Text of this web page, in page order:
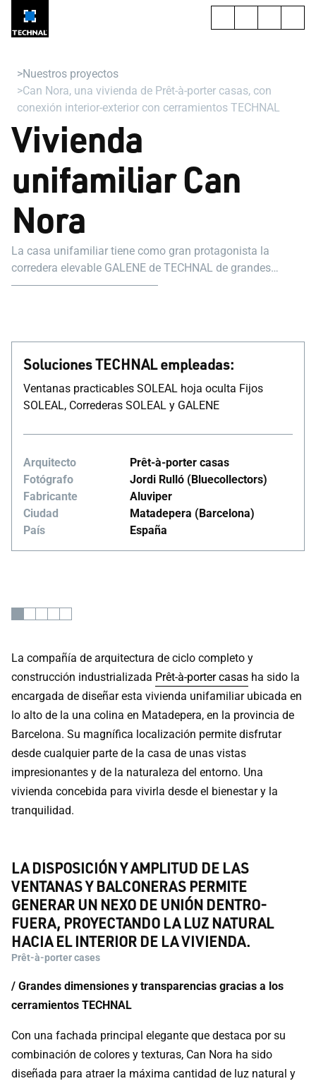
Nuestros proyectos
Can Nora, una vivienda de Prêt-à-porter casas, con
conexión interior-exterior con cerramientos TECHNAL
Vivienda
unifamiliar Can
Nora
La casa unifamiliar tiene como gran protagonista la
corredera elevable GALENE de TECHNAL de grandes
dimensiones, además de emplear la gama SOLEAL en los
Soluciones TECHNAL empleadas:
Ventanas practicables SOLEAL hoja oculta Fijos
SOLEAL, Correderas SOLEAL y GALENE
Arquitecto
Prêt-à-porter casas
Fotógrafo
Jordi Rulló (Bluecollectors)
Fabricante
Aluviper
Ciudad
Matadepera (Barcelona)
País
España
La compañía de arquitectura de ciclo completo y
construcción industrializada Prêt-à-porter casas ha sido la
encargada de diseñar esta vivienda unifamiliar ubicada en
lo alto de la una colina en Matadepera, en la provincia de
Barcelona. Su magnífica localización permite disfrutar
desde cualquier parte de la casa de unas vistas
impresionantes y de la naturaleza del entorno. Una
vivienda concebida para vivirla desde el bienestar y la
tranquilidad.
LA DISPOSICIÓN Y AMPLITUD DE LAS
VENTANAS Y BALCONERAS PERMITE
GENERAR UN NEXO DE UNIÓN DENTRO-
FUERA, PROYECTANDO LA LUZ NATURAL
HACIA EL INTERIOR DE LA VIVIENDA.
Prêt-à-porter cases
/ Grandes dimensiones y transparencias gracias a los
cerramientos TECHNAL
Con una fachada principal elegante que destaca por su
combinación de colores y texturas, Can Nora ha sido
diseñada para atraer la máxima cantidad de luz natural y